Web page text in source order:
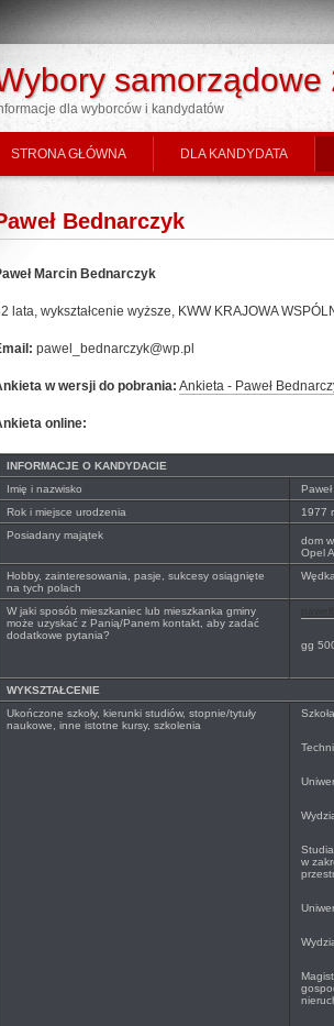
samorządowe
dla wyborców i kandydatów
STRONA GŁÓWNA DLA KANDYDATA
Bednarczyk
Marcin Bednarczyk
lata, wykształcenie wyższe, KWW KRAJOWA
pawel_bednarczyk@wp.pl
w wersji do pobrania: Ankieta - Paweł
online:
INFORMACJE O KANDYDACIE
Imię i nazwisko
Rok i miejsce urodzenia
1977
Posiadany majątek
dom
Opel
Hobby, zainteresowania, pasje, sukcesy osiągnięte
na tych polach
W jaki sposób mieszkaniec lub mieszkanka gminy
może uzyskać z Panią/Panem kontakt, aby zadać
dodatkowe pytania?
gg
WYKSZTAŁCENIE
Ukończone szkoły, kierunki studiów, stopnie/tytuły
naukowe, inne istotne kursy, szkolenia
w